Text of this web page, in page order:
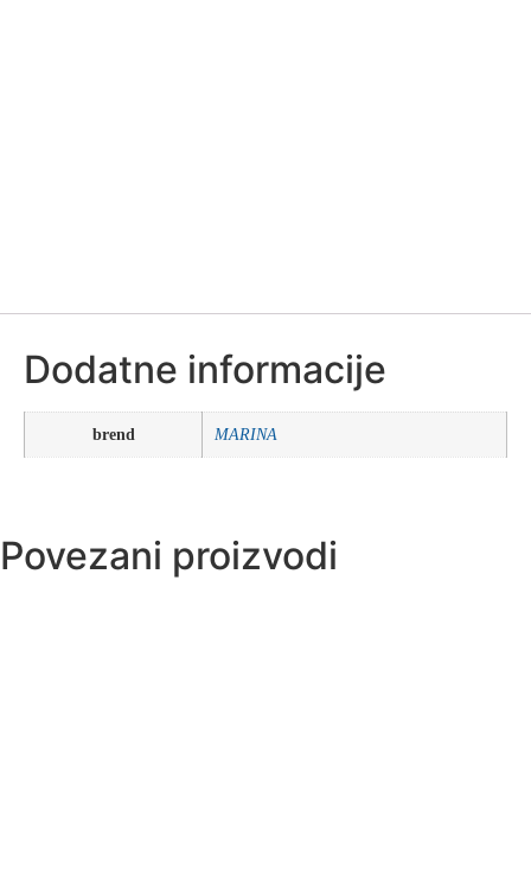
Dodatne informacije
brend MARINA
Povezani proizvodi